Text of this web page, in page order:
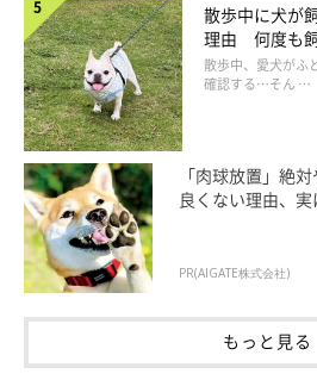
正しい足拭きの仕方を動
足拭きの慣れさせ方、何となくわかっ
一度、動画で見てみましょう♪
散歩中に犬が
理由 何度も
なぜ？
散歩中、愛犬がふ
確認する…そん …
「肉球放置」絶
良くない理由、実
PR(AIGATE株式会社)
もっと見る